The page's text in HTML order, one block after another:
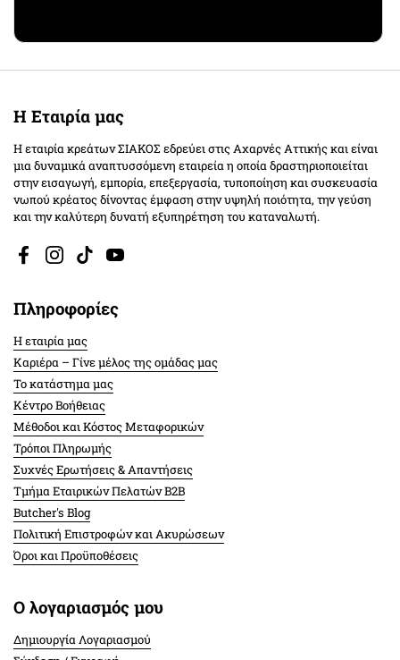
Η Εταιρία μας
Η εταιρία κρεάτων ΣΙΑΚΟΣ εδρεύει στις Αχαρνές Αττικής και είναι
μια δυναμικά αναπτυσσόμενη εταιρεία η οποία δραστηριοποιείται
στην εισαγωγή, εμπορία, επεξεργασία, τυποποίηση και συσκευασία
νωπού κρέατος δίνοντας έμφαση στην υψηλή ποιότητα, την γεύση
και την καλύτερη δυνατή εξυπηρέτηση του καταναλωτή.
FacebookInstagram
TikTokYouTube
Πληροφορίες
Η εταιρία μας
Καριέρα – Γίνε μέλος της ομάδας μας
Το κατάστημα μας
Κέντρο Βοήθειας
Μέθοδοι και Κόστος Μεταφορικών
Τρόποι Πληρωμής
Συχνές Ερωτήσεις & Απαντήσεις
Τμήμα Εταιρικών Πελατών Β2Β
Butcher's Blog
Πολιτική Επιστροφών και Ακυρώσεων
Όροι και Προϋποθέσεις
Ο λογαριασμός μου
Δημιουργία Λογαριασμού